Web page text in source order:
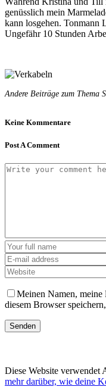
genüsslich mein
kann losgehen. Tonmann
Ungefähr 10 Stunden
Andere Beiträge zum Thema
Keine Kommentare
Post A Comment
Meinen Namen, meine
diesem Browser
Diese Website verwendet
mehr darüber, wie deine